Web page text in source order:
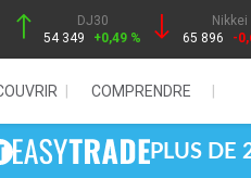
DJ30
54 349
+0,49 %
Nikkei
65 896
-
COMPRENDRE
PLUS DE